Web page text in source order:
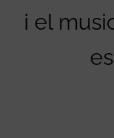
i el